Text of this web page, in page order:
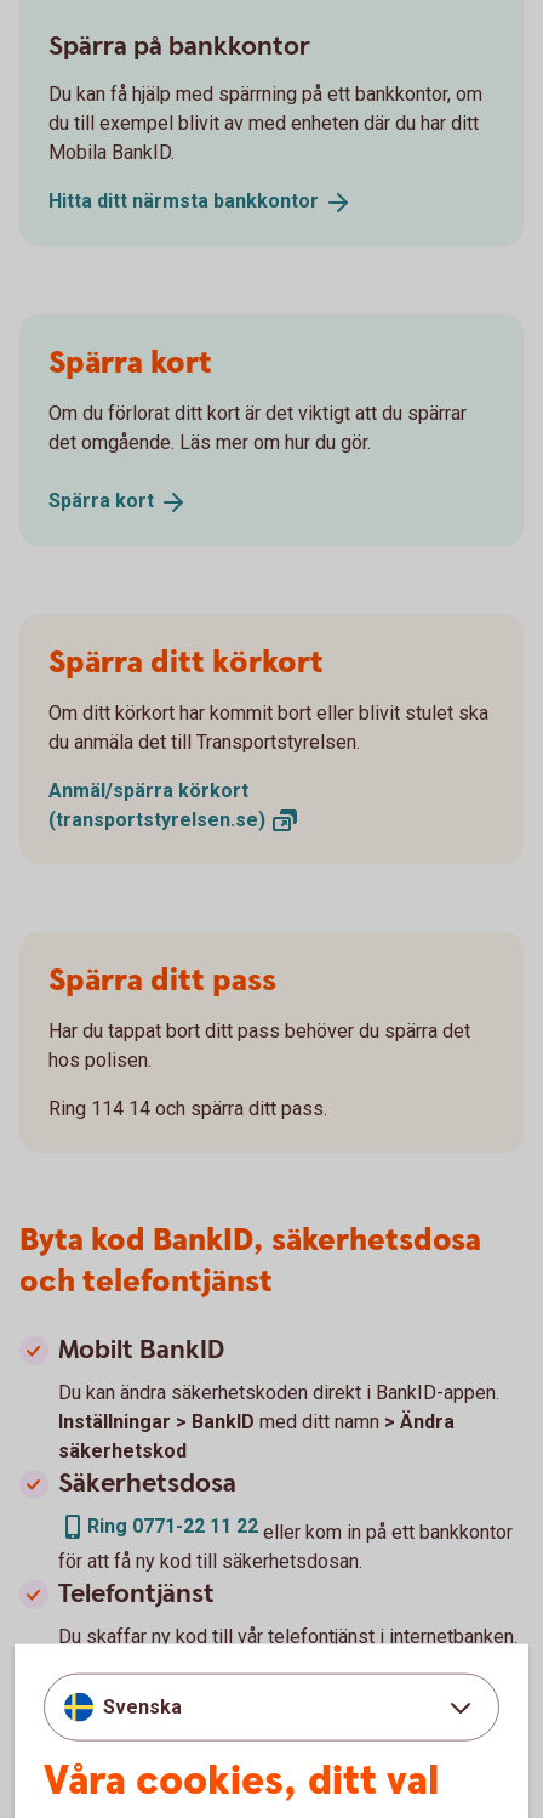
Spärra på bankkontor
Du kan få hjälp med spärrning på ett bankkontor, om
du till exempel blivit av med enheten där du har ditt
Mobila BankID.
Hitta ditt närmsta bankkontor
Spärra kort
Om du förlorat ditt kort är det viktigt att du spärrar
det omgående. Läs mer om hur du gör.
Spärra kort
Spärra ditt körkort
Om ditt körkort har kommit bort eller blivit stulet ska
du anmäla det till Transportstyrelsen.
Anmäl/spärra körkort
(transportstyrelsen.se)
Spärra ditt pass
Har du tappat bort ditt pass behöver du spärra det
hos polisen.
Ring 114 14 och spärra ditt pass.
Byta kod BankID, säkerhetsdosa
och telefontjänst
Mobilt BankID
Du kan ändra säkerhetskoden direkt i BankID-appen.
Inställningar > BankID med ditt namn > Ändra
säkerhetskod
Säkerhetsdosa
Ring 0771-22 11 22 eller kom in på ett bankkontor
för att få ny kod till säkerhetsdosan.
Telefontjänst
Du skaffar ny kod till vår telefontjänst i internetbanken.
Spärra körkort eller pass
Svenska
Våra cookies, ditt val